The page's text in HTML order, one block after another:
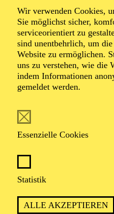
Wir verwenden Cookies,
Sie möglichst sicher,
serviceorientiert zu
sind unentbehrlich, um
Website zu ermöglichen.
uns zu verstehen, wie die
indem Informationen
gemeldet werden.
Essenzielle Cookies
Statistik
ALLE AKZEPTIEREN
Savina
Seit der Spielzeit 2022/
Dramaturgin am Aalto-
Konzertdramaturgin am
Bayreuth und als
Theater tätig. Bereits